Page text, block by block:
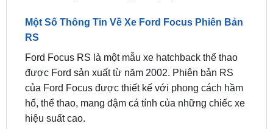
thắc mắc hoặc cần hỗ trợ, hãy liên hệ với ZKar
Auto để được tư vấn và giải đáp tận tình.
Một Số Thông Tin Về Xe Ford Focus Phiên Bản
RS
Ford Focus RS là một mẫu xe hatchback thể thao
được Ford sản xuất từ năm 2002. Phiên bản RS